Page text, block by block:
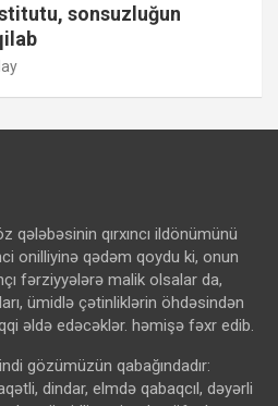
sonsuzluğun
qələbəsinin qırxıncı ildönümünü
onilliyinə qədəm qoydu ki, onun
fərziyyələrə malik olsalar da,
ümidlə çətinliklərin öhdəsindən
əldə edəcəklər. həmişə fəxr edib.
gözümüzün qabağındadır:
dindar, elmdə qabaqcıl, dəyərli